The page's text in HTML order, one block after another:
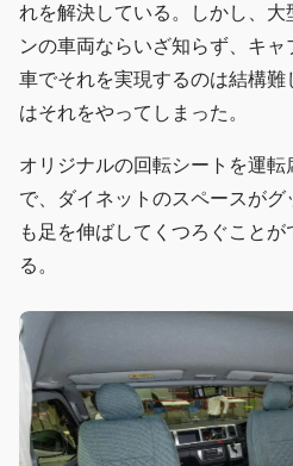
れを解決している。しかし、
ンの車両ならいざ知らず、キ
車でそれを実現するのは結構難
はそれをやってしまった。
オリジナルの回転シートを運転
で、ダイネットのスペースが
も足を伸ばしてくつろぐこと
る。